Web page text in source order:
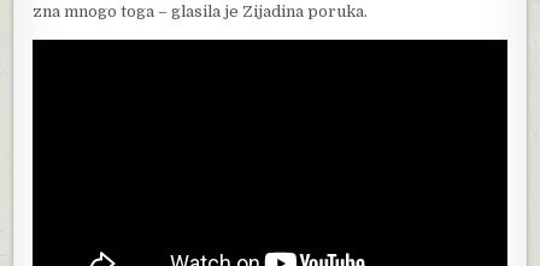
zna mnogo toga – glasila je Zijadina poruka.